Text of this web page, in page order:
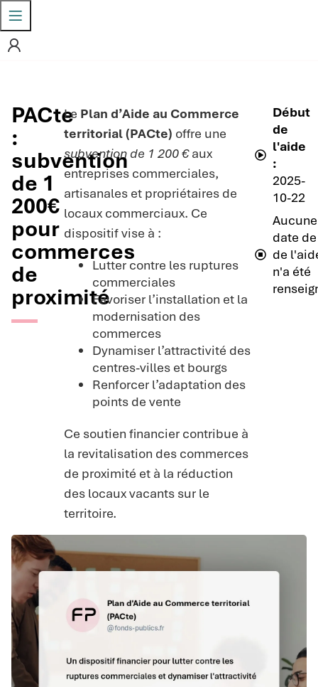
PACte
:
subvention
de 1
200€
pour
commerces
de
proximité
Le Plan d’Aide au Commerce
territorial (PACte) offre une
subvention de 1 200 €aux
entreprises commerciales,
artisanales et propriétaires de
locaux commerciaux. Ce
dispositif vise à :
Lutter contre les ruptures
commerciales
Favoriser l’installation et la
modernisation des
commerces
Dynamiser l’attractivité des
centres-villes et bourgs
Renforcer l’adaptation des
points de vente
Ce soutien financier contribue à
la revitalisation des commerces
de proximité et à la réduction
des locaux vacants sur le
territoire.
Début
de
l'aide
:
2025-
10-22
Aucune
date
de
n'a été